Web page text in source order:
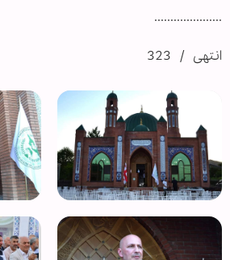
.....................
انتهى / 323